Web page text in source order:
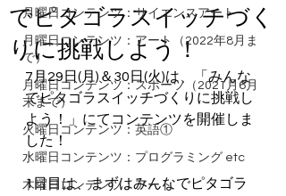
月曜日コンテンツ：サイエンスアート
月曜日コンテンツ：アート（2022年8月ま
で）
月曜日コンテンツ：スポーツ（2021月6月
末まで）
火曜日コンテンツ：英語①
水曜日コンテンツ：プログラミング etc
木曜日コンテンツ：アート
でピタゴラスイッチづく
りに挑戦しよう！
7月29日(月)＆30日(火)は、「みんな
でピタゴラスイッチづくりに挑戦し
よう！」にてコンテンツを開催しま
した！
1日目は、まずはみんなでピタゴラ